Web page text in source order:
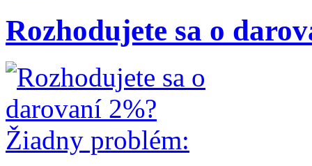
Rozhodujete sa o